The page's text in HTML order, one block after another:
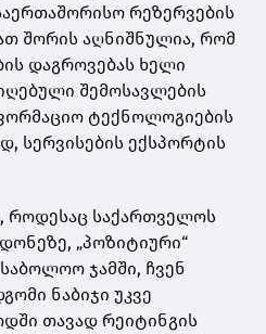
რეზერვების
შორის აღნიშნულია, რომ
დაგროვებას ხელი
შემოსავლების
ტექნოლოგიების
სერვისების ექსპორტის
როდესაც საქართველოს
„პოზიტიური“
ჯამში, ჩვენ
ნაბიჯი უკვე
თავად რეიტინგის